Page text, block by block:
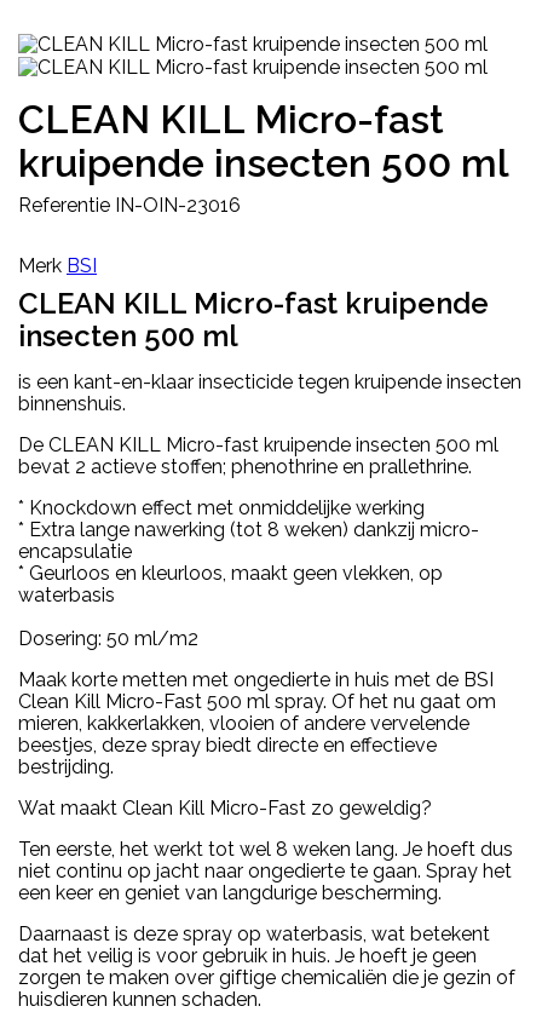
CLEAN KILL Micro-fast
kruipende insecten 500 ml
Referentie IN-OIN-23016
Merk BSI
CLEAN KILL Micro-fast kruipende
insecten 500 ml
is een kant-en-klaar insecticide tegen kruipende insecten
binnenshuis.
De CLEAN KILL Micro-fast kruipende insecten 500 ml
bevat 2 actieve stoffen; phenothrine en prallethrine.
* Knockdown effect met onmiddelijke werking
* Extra lange nawerking (tot 8 weken) dankzij micro-
encapsulatie
* Geurloos en kleurloos, maakt geen vlekken, op
waterbasis
Dosering: 50 ml/m2
Maak korte metten met ongedierte in huis met de BSI
Clean Kill Micro-Fast 500 ml spray. Of het nu gaat om
mieren, kakkerlakken, vlooien of andere vervelende
beestjes, deze spray biedt directe en effectieve
bestrijding.
Wat maakt Clean Kill Micro-Fast zo geweldig?
Ten eerste, het werkt tot wel 8 weken lang. Je hoeft dus
niet continu op jacht naar ongedierte te gaan. Spray het
een keer en geniet van langdurige bescherming.
Daarnaast is deze spray op waterbasis, wat betekent
dat het veilig is voor gebruik in huis. Je hoeft je geen
zorgen te maken over giftige chemicaliën die je gezin of
huisdieren kunnen schaden.